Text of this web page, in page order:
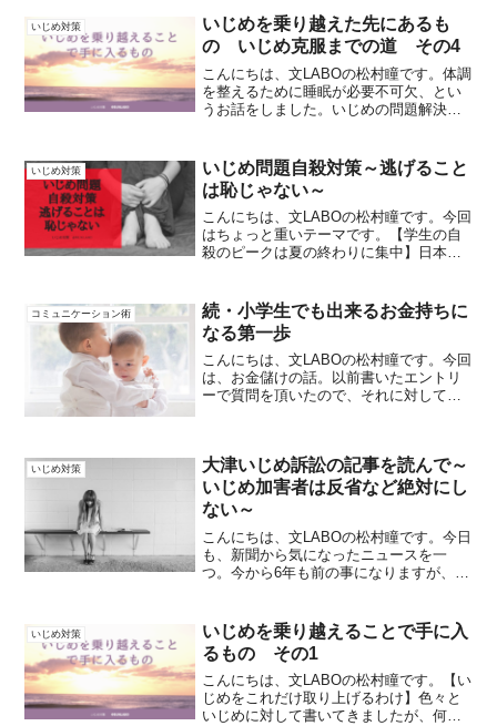
いじめ対策
いじめを乗り越えた先にあるも
の いじめ克服までの道 その4
こんにちは、文LABOの松村瞳です。体調
を整えるために睡眠が必要不可欠、とい
うお話をしました。いじめの問題解決を
います。「どうにかしたい」その気持ち
が強いために、肩の力...
いじめ対策
いじめ問題自殺対策～逃げること
は恥じゃない～
こんにちは、文LABOの松村瞳です。今回
はちょっと重いテーマです。【学生の自
殺のピークは夏の終わりに集中】日本は
中していることに比べ、学生の自殺は8月
の終わりから、9月...
コミュニケーション術
続・小学生でも出来るお金持ちに
なる第一歩
こんにちは、文LABOの松村瞳です。今回
は、お金儲けの話。以前書いたエントリ
ーで質問を頂いたので、それに対しての
に関してはとっても...
いじめ対策
大津いじめ訴訟の記事を読んで～
いじめ加害者は反省など絶対にし
ない～
こんにちは、文LABOの松村瞳です。今日
も、新聞から気になったニュースを一
つ。今から6年も前の事になりますが、滋
13歳の少年が、学校での同級生によるい
じめにより、自殺し...
いじめ対策
いじめを乗り越えることで手に入
るもの その1
こんにちは、文LABOの松村瞳です。【い
じめをこれだけ取り上げるわけ】色々と
いじめに対して書いてきましたが、何故